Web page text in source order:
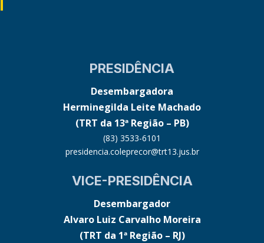
PRESIDÊNCIA
Desembargadora
Herminegilda Leite Machado
(TRT da 13ª Região – PB)
(83) 3533-6101
presidencia.coleprecor@trt13.jus.br
VICE-PRESIDÊNCIA
Desembargador
Alvaro Luiz Carvalho Moreira
(TRT da 1ª Região – RJ)